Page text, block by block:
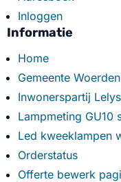
Inloggen
Informatie
Home
Gemeente
Inwonerspartij
Lampmeting GU10
Led kweeklampen
Orderstatus
Offerte bewerk